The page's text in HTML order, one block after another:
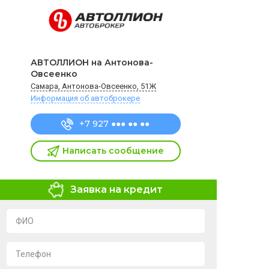
АВТОЛЛИОН на Антонова-
Овсеенко
Самара, Антонова-Овсеенко, 51Ж
Информация об автоброкере
+7 927 ●●● ●● ●●
Написать сообщение
Заявка на кредит
ФИО
Телефон